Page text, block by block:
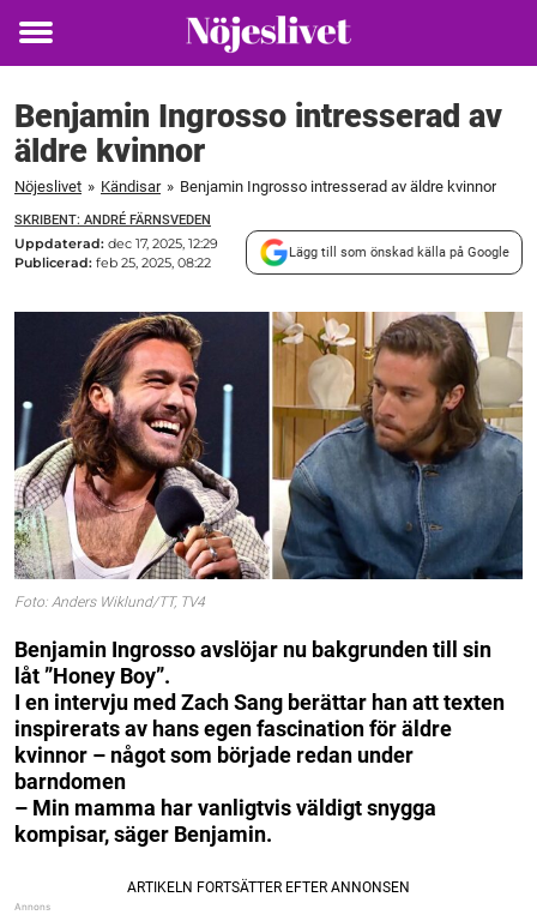
Toggle
Benjamin Ingrosso intresserad av
äldre kvinnor
Nöjeslivet » Kändisar » Benjamin Ingrosso intresserad av äldre kvinnor
SKRIBENT: ANDRÉ FÄRNSVEDEN
Uppdaterad: dec 17, 2025, 12:29
Publicerad: feb 25, 2025, 08:22
Lägg till som önskad källa på Google
Foto: Anders Wiklund/TT, TV4
Benjamin Ingrosso avslöjar nu bakgrunden till sin
låt ”Honey Boy”.
I en intervju med Zach Sang berättar han att texten
inspirerats av hans egen fascination för äldre
kvinnor – något som började redan under
barndomen
– Min mamma har vanligtvis väldigt snygga
kompisar, säger Benjamin.